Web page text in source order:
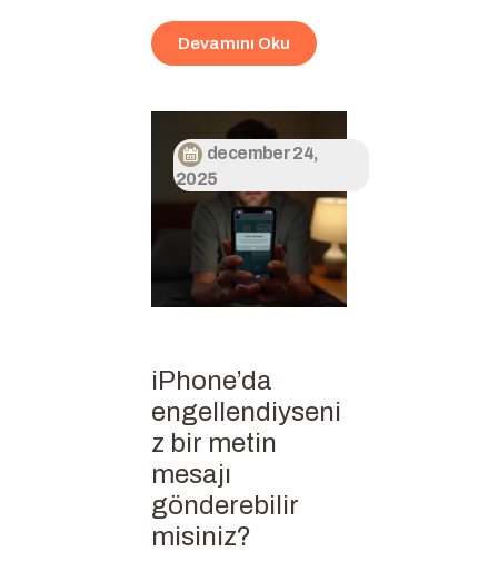
Devamını Oku
december 24,
2025
iPhone’da
engellendiyseni
z bir metin
mesajı
gönderebilir
misiniz?